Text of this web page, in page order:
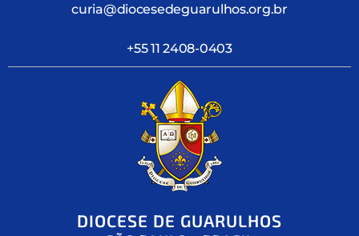
curia@diocesedeguarulhos.org.br
+55 11 2408-0403
DIOCESE DE GUARULHOS